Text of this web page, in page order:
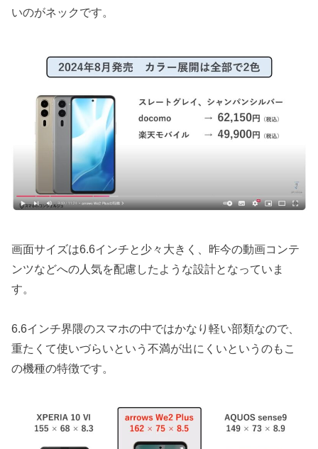
いのがネックです。
画面サイズは6.6インチと少々大きく、昨今の動画コンテ
ンツなどへの人気を配慮したような設計となっていま
す。
6.6インチ界隈のスマホの中ではかなり軽い部類なので、
重たくて使いづらいという不満が出にくいというのもこ
の機種の特徴です。